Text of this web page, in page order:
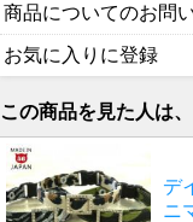
商品についてのお問
お気に入りに登録
この商品を見た人は
デ
ニ